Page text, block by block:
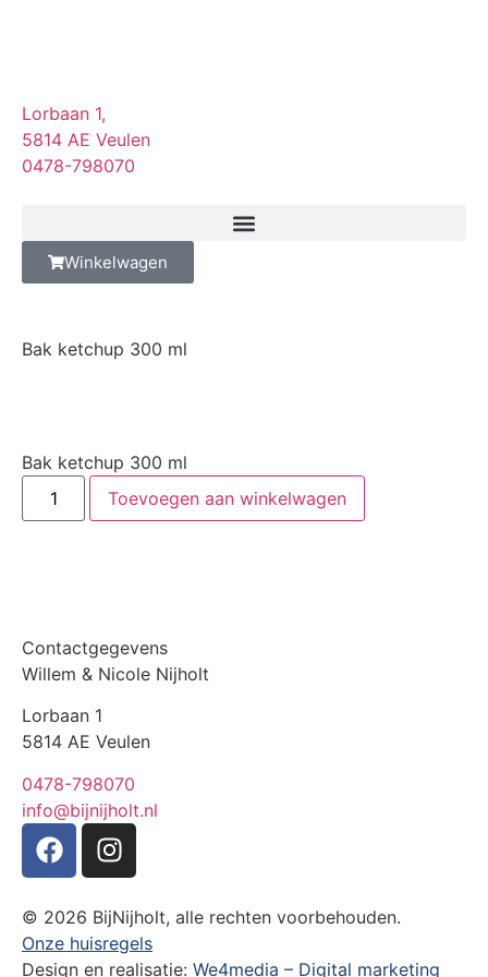
Lorbaan 1,
5814 AE Veulen
0478-798070
Winkelwagen
Bak ketchup 300 ml
Bak ketchup 300 ml
Toevoegen aan winkelwagen
Contactgegevens
Willem & Nicole Nijholt
Lorbaan 1
5814 AE Veulen
0478-798070
info@bijnijholt.nl
© 2026 BijNijholt, alle rechten voorbehouden.
Onze huisregels
Design en realisatie: We4media – Digital marketing